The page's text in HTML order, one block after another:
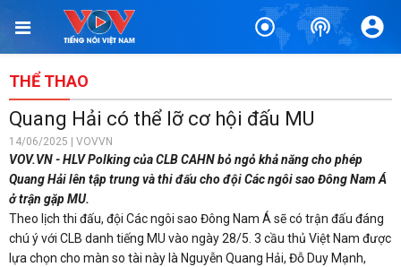
THỂ THAO
Quang Hải có thể lỡ cơ hội đấu MU
14/06/2025 | VOVVN
VOV.VN - HLV Polking của CLB CAHN bỏ ngỏ khả năng cho phép
Quang Hải lên tập trung và thi đấu cho đội Các ngôi sao Đông Nam Á
ở trận gặp MU.
Theo lịch thi đấu, đội Các ngôi sao Đông Nam Á sẽ có trận đấu đáng
chú ý với CLB danh tiếng MU vào ngày 28/5. 3 cầu thủ Việt Nam được
lựa chọn cho màn so tài này là Nguyễn Quang Hải, Đỗ Duy Mạnh,